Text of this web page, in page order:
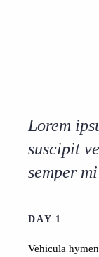
Lorem
suscipit
semper
DAY 1
Vehicula